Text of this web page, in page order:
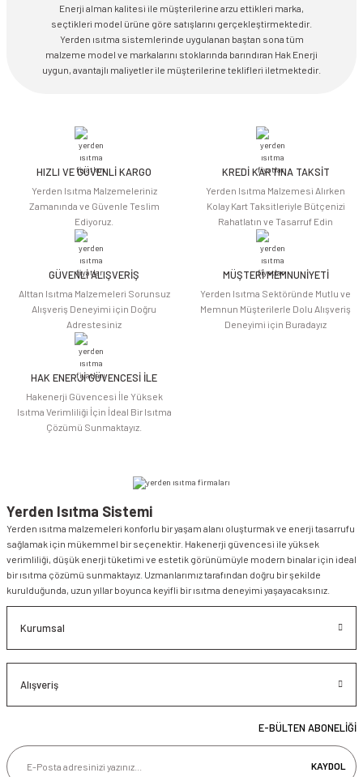
Enerji alman kalitesi ile müşterilerine arzu ettikleri marka,
seçtikleri model ürüne göre satışlarını gerçekleştirmektedir.
Yerden ısıtma sistemlerinde uygulanan baştan sona tüm
malzeme model ve markalarını stoklarında barındıran Hak Enerji
uygun, avantajlı maliyetler ile müşterilerine teklifleri iletmektedir.
HIZLI VE GÜVENLİ KARGO
Yerden Isıtma Malzemeleriniz
Zamanında ve Güvenle Teslim
Ediyoruz.
KREDİ KARTINA TAKSİT
Yerden Isıtma Malzemesi Alırken
Kolay Kart Taksitleriyle Bütçenizi
Rahatlatın ve Tasarruf Edin
GÜVENLİ ALIŞVERİŞ
Alttan Isıtma Malzemeleri Sorunsuz
Alışveriş Deneyimi için Doğru
Adrestesiniz
MÜŞTERİ MEMNUNİYETİ
Yerden Isıtma Sektöründe Mutlu ve
Memnun Müşterilerle Dolu Alışveriş
Deneyimi için Buradayız
HAK ENERJİ GÜVENCESİ İLE
Hakenerji Güvencesi İle Yüksek
Isıtma Verimliliği İçin İdeal Bir Isıtma
Çözümü Sunmaktayız.
Yerden Isıtma Sistemi
Yerden ısıtma malzemeleri konforlu bir yaşam alanı oluşturmak ve enerji tasarrufu
sağlamak için mükemmel bir seçenektir. Hakenerji güvencesi ile yüksek
verimliliği, düşük enerji tüketimi ve estetik görünümüyle modern binalar için ideal
bir ısıtma çözümü sunmaktayız. Uzmanlarımız tarafından doğru bir şekilde
kurulduğunda, uzun yıllar boyunca keyifli bir ısıtma deneyimi yaşayacaksınız.
Kurumsal
Alışveriş
E-BÜLTEN ABONELİĞİ
KAYDOL